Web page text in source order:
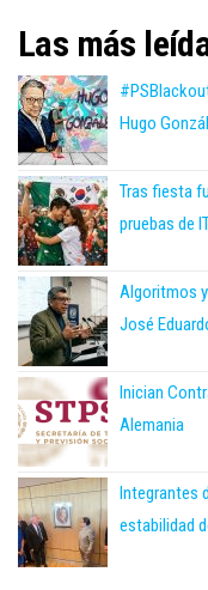
Las más
Hugo
Tras fiesta
pruebas de
Algoritmos
José
Inician
Alemania
Integrantes
estabilidad